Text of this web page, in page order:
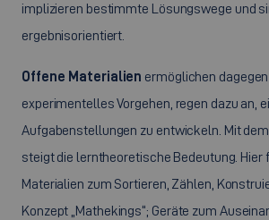
implizieren bestimmte Lösungswege und
ergebnisorientiert.
Offene Materialien ermöglichen
experimentelles Vorgehen, regen dazu an,
Aufgabenstellungen zu entwickeln. Mit
steigt die lerntheoretische Bedeutung. Hier
Materialien zum Sortieren, Zählen,
Konzept „Mathekings“; Geräte zum